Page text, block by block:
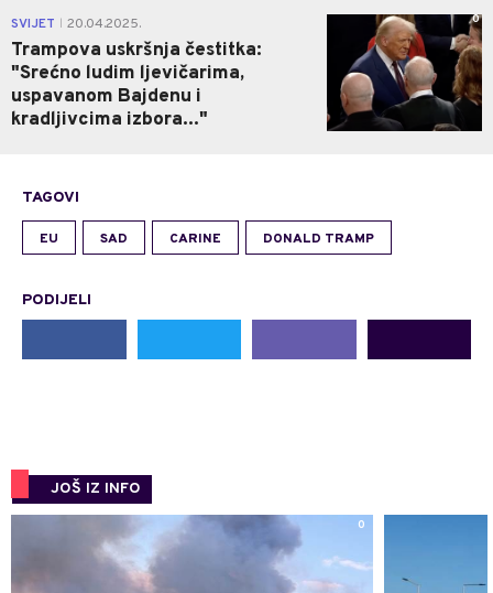
SVIJET 20.04.2025.
Trampova uskršnja čestitka:
"Srećno ludim ljevičarima,
uspavanom Bajdenu i
kradljivcima izbora..."
0
TAGOVI
EU SAD CARINE DONALD TRAMP
PODIJELI
JOŠ IZ INFO
0